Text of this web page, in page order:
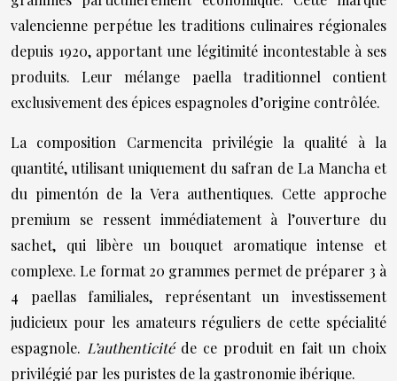
valencienne perpétue les traditions culinaires régionales
depuis 1920, apportant une légitimité incontestable à ses
produits. Leur mélange paella traditionnel contient
exclusivement des épices espagnoles d’origine contrôlée.
La composition Carmencita privilégie la qualité à la
quantité, utilisant uniquement du safran de La Mancha et
du pimentón de la Vera authentiques. Cette approche
premium se ressent immédiatement à l’ouverture du
sachet, qui libère un bouquet aromatique intense et
complexe. Le format 20 grammes permet de préparer 3 à
4 paellas familiales, représentant un investissement
judicieux pour les amateurs réguliers de cette spécialité
espagnole. L’authenticité de ce produit en fait un choix
privilégié par les puristes de la gastronomie ibérique.